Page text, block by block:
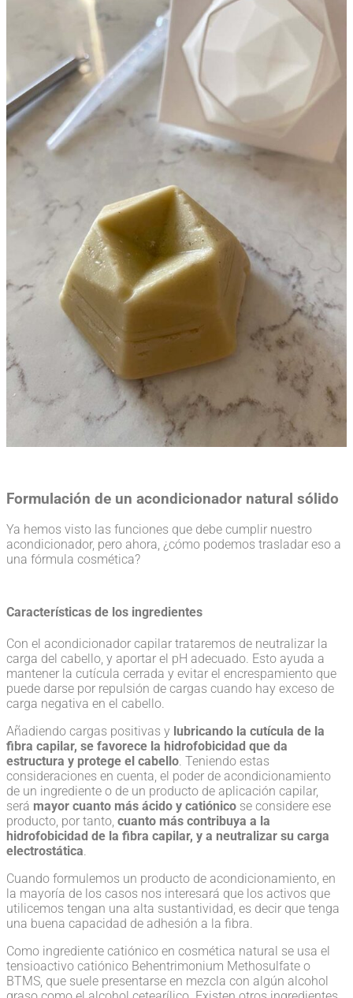
Formulación de un acondicionador natural sólido
Ya hemos visto las funciones que debe cumplir nuestro
acondicionador, pero ahora, ¿cómo podemos trasladar eso a
una fórmula cosmética?
Características de los ingredientes
Con el acondicionador capilar trataremos de neutralizar la
carga del cabello, y aportar el pH adecuado. Esto ayuda a
mantener la cutícula cerrada y evitar el encrespamiento que
puede darse por repulsión de cargas cuando hay exceso de
carga negativa en el cabello.
Añadiendo cargas positivas y lubricando la cutícula de la
fibra capilar, se favorece la hidrofobicidad que da
estructura y protege el cabello. Teniendo estas
consideraciones en cuenta, el poder de acondicionamiento
de un ingrediente o de un producto de aplicación capilar,
será mayor cuanto más ácido y catiónico se considere ese
producto, por tanto, cuanto más contribuya a la
hidrofobicidad de la fibra capilar, y a neutralizar su carga
electrostática.
Cuando formulemos un producto de acondicionamiento, en
la mayoría de los casos nos interesará que los activos que
utilicemos tengan una alta sustantividad, es decir que tenga
una buena capacidad de adhesión a la fibra.
Como ingrediente catiónico en cosmética natural se usa el
tensioactivo catiónico Behentrimonium Methosulfate o
BTMS, que suele presentarse en mezcla con algún alcohol